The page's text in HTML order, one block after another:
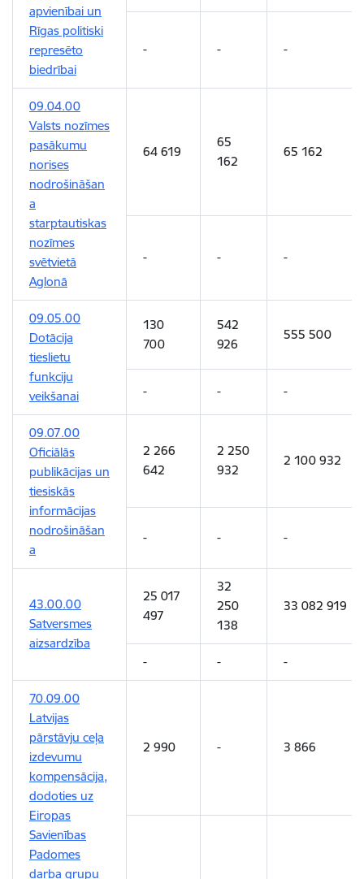
apvienībai un
Rīgas politiski
represēto
biedrībai
- - -
09.04.00
Valsts nozīmes
pasākumu
norises
nodrošināšan
a
starptautiskas
nozīmes
svētvietā
Aglonā
64 619
65
162
65 162
- - -
09.05.00
Dotācija
tieslietu
funkciju
veikšanai
130
700
542
926
555 500
- - -
09.07.00
Oficiālās
publikācijas un
tiesiskās
informācijas
nodrošināšan
a
2 266
642
2 250
932
2 100 932
- - -
43.00.00
Satversmes
aizsardzība
25 017
497
32
250
138
33 082 919
- - -
70.09.00
Latvijas
pārstāvju ceļa
izdevumu
kompensācija,
dodoties uz
Eiropas
Savienības
Padomes
darba grupu
2 990 - 3 866